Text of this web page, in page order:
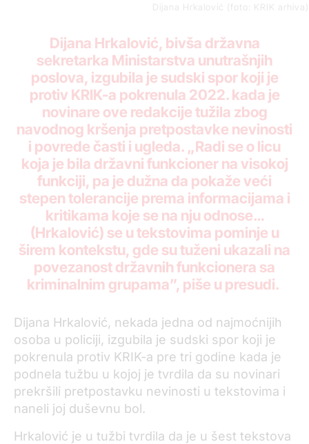
Dijana Hrkalović (foto: KRIK arhiva)
Dijana Hrkalović, bivša državna
sekretarka Ministarstva unutrašnjih
poslova, izgubila je sudski spor koji je
protiv KRIK-a pokrenula 2022. kada je
novinare ove redakcije tužila zbog
navodnog kršenja pretpostavke nevinosti
i povrede časti i ugleda. „Radi se o licu
koja je bila državni funkcioner na visokoj
funkciji, pa je dužna da pokaže veći
stepen tolerancije prema informacijama i
kritikama koje se na nju odnose…
(Hrkalović) se u tekstovima pominje u
širem kontekstu, gde su tuženi ukazali na
povezanost državnih funkcionera sa
kriminalnim grupama”, piše u presudi.
Dijana Hrkalović, nekada jedna od najmoćnijih
osoba u policiji, izgubila je sudski spor koji je
pokrenula protiv KRIK-a pre tri godine kada je
podnela tužbu u kojoj je tvrdila da su novinari
prekršili pretpostavku nevinosti u tekstovima i
naneli joj duševnu bol.
Hrkalović je u tužbi tvrdila da je u šest tekstova